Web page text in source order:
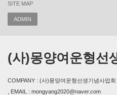
SITE MAP
ADMIN
(사)몽양여운형선
COMPANY : (사)몽양여운형선생기념사업
, EMAIL : mongyang2020@naver.com